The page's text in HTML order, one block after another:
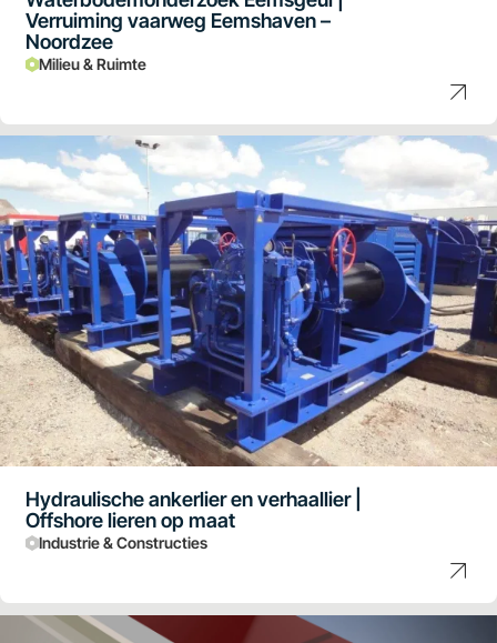
Verruiming vaarweg Eemshaven –
Noordzee
Milieu & Ruimte
Hydraulische ankerlier en verhaallier |
Offshore lieren op maat
Industrie & Constructies